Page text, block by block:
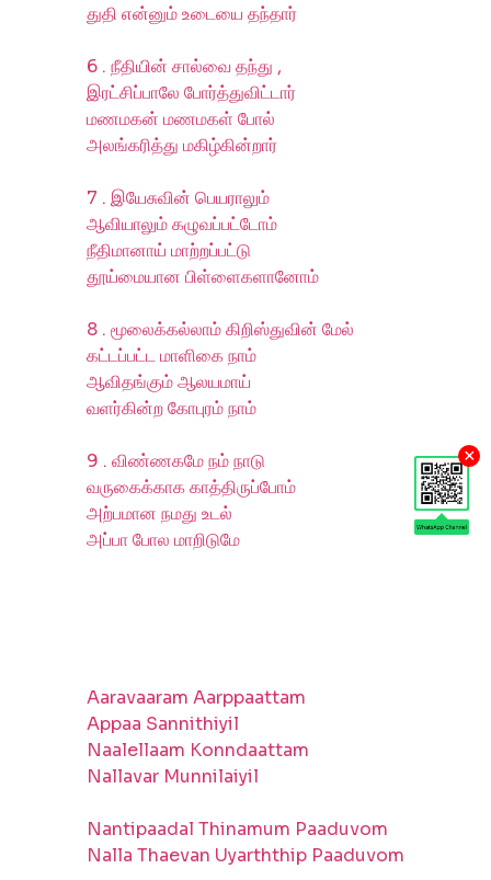
×
துதி என்னும் உடையை தந்தார்
6 . நீதியின் சால்வை தந்து ,
இரட்சிப்பாலே போர்த்துவிட்டார்
மணமகன் மணமகள் போல்
அலங்கரித்து மகிழ்கின்றார்
7 . இயேசுவின் பெயராலும்
ஆவியாலும் கழுவப்பட்டோம்
நீதிமானாய் மாற்றப்பட்டு
தூய்மையான பிள்ளைகளானோம்
8 . மூலைக்கல்லாம் கிறிஸ்துவின் மேல்
கட்டப்பட்ட மாளிகை நாம்
ஆவிதங்கும் ஆலயமாய்
வளர்கின்ற கோபுரம் நாம்
9 . விண்ணகமே நம் நாடு
வருகைக்காக காத்திருப்போம்
அற்பமான நமது உடல்
அப்பா போல மாறிடுமே
Aaravaaram Aarppaattam
Appaa Sannithiyil
Naalellaam Konndaattam
Nallavar Munnilaiyil
Nantipaadal Thinamum Paaduvom
Nalla Thaevan Uyarththip Paaduvom